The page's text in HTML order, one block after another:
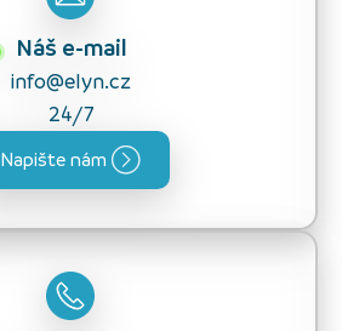
Náš e-mail
info@elyn.cz
24/7
Napište nám